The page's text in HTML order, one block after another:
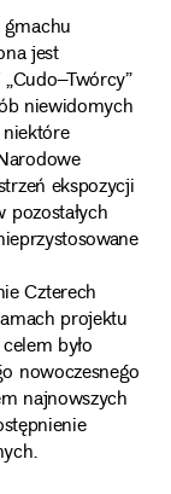
jest
niewidomych
ekspozycji
Czterech
projektu
było
nowoczesnego
najnowszych